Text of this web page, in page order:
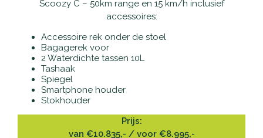
Accu's
Wandelstokken
Overig
Scoozy C – 50km range en 15 km/h inclusief
accessoires:
Accessoire rek onder de stoel
Bagagerek voor
2 Waterdichte tassen 10L
Tashaak
Spiegel
Smartphone houder
Stokhouder
Prijs:
van €10.835,- / voor €8.995,-